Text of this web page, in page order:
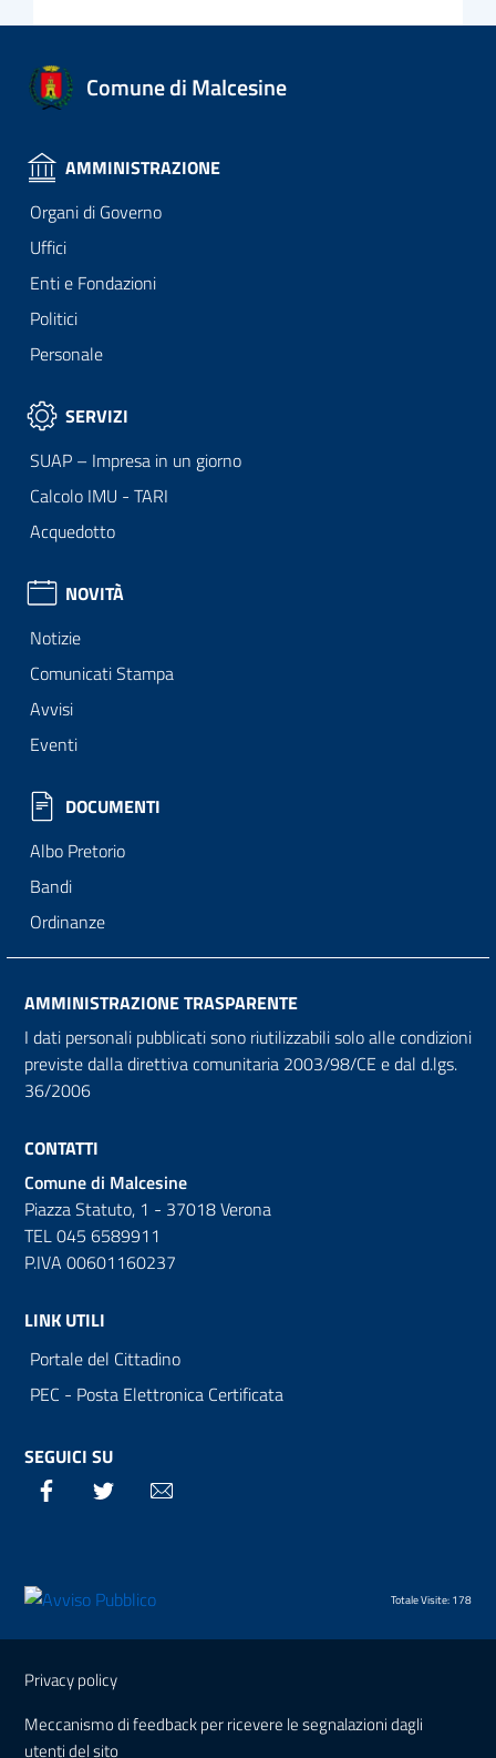
Comune di Malcesine
AMMINISTRAZIONE
Organi di Governo
Uffici
Enti e Fondazioni
Politici
Personale
SERVIZI
SUAP – Impresa in un giorno
Calcolo IMU - TARI
Acquedotto
NOVITÀ
Notizie
Comunicati Stampa
Avvisi
Eventi
DOCUMENTI
Albo Pretorio
Bandi
Ordinanze
AMMINISTRAZIONE TRASPARENTE
I dati personali pubblicati sono riutilizzabili solo alle condizioni
previste dalla direttiva comunitaria 2003/98/CE e dal d.lgs.
36/2006
CONTATTI
Comune di Malcesine
Piazza Statuto, 1 - 37018 Verona
TEL 045 6589911
P.IVA 00601160237
LINK UTILI
Portale del Cittadino
PEC - Posta Elettronica Certificata
SEGUICI SU
Facebook Twitter
Totale Visite: 178
Sezione Link Utili
Privacy policy
Meccanismo di feedback per ricevere le segnalazioni dagli
utenti del sito